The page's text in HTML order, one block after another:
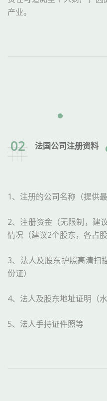
产业。
02 法国公司注册资料
1、注册的公司名称（提供最
2、注册资金（无限制，建
情况（建议2个股东，各占
3、法人及股东护照高清扫
份证）
4、法人及股东地址证明（
5、法人手持证件照等